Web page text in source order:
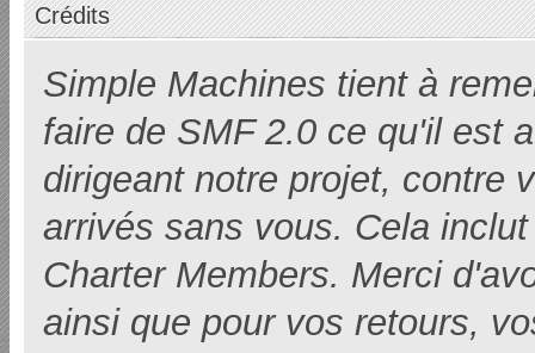
Crédits
Simple Machines tient à
faire de SMF 2.0 ce qu'il est
dirigeant notre projet, contre
arrivés sans vous. Cela
Charter Members. Merci
ainsi que pour vos retours,